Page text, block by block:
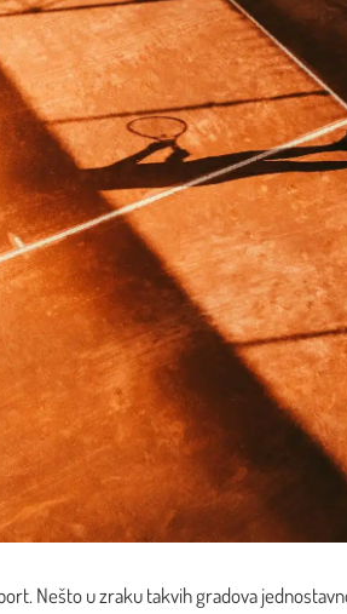
Nešto u zraku takvih gradova